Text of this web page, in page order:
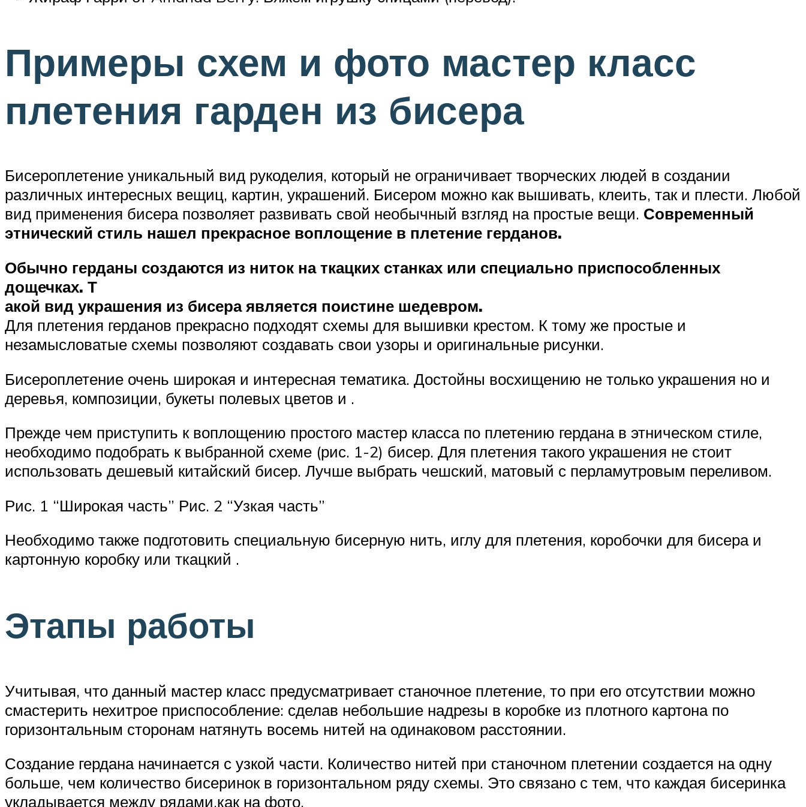
Примеры схем и фото мастер класс
плетения гарден из бисера
Бисероплетение уникальный вид рукоделия, который не ограничивает творческих людей в создании
различных интересных вещиц, картин, украшений. Бисером можно как вышивать, клеить, так и плести. Любой
вид применения бисера позволяет развивать свой необычный взгляд на простые вещи. Современный
этнический стиль нашел прекрасное воплощение в плетение герданов.
Обычно герданы создаются из ниток на ткацких станках или специально приспособленных
дощечках. Т
акой вид украшения из бисера является поистине шедевром.
Для плетения герданов прекрасно подходят схемы для вышивки крестом. К тому же простые и
незамысловатые схемы позволяют создавать свои узоры и оригинальные рисунки.
Бисероплетение очень широкая и интересная тематика. Достойны восхищению не только украшения но и
деревья, композиции, букеты полевых цветов и .
Прежде чем приступить к воплощению простого мастер класса по плетению гердана в этническом стиле,
необходимо подобрать к выбранной схеме (рис. 1-2) бисер. Для плетения такого украшения не стоит
использовать дешевый китайский бисер. Лучше выбрать чешский, матовый с перламутровым переливом.
Рис. 1 “Широкая часть” Рис. 2 “Узкая часть”
Необходимо также подготовить специальную бисерную нить, иглу для плетения, коробочки для бисера и
картонную коробку или ткацкий .
Этапы работы
Учитывая, что данный мастер класс предусматривает станочное плетение, то при его отсутствии можно
смастерить нехитрое приспособление: сделав небольшие надрезы в коробке из плотного картона по
горизонтальным сторонам натянуть восемь нитей на одинаковом расстоянии.
Создание гердана начинается с узкой части. Количество нитей при станочном плетении создается на одну
больше, чем количество бисеринок в горизонтальном ряду схемы. Это связано с тем, что каждая бисеринка
укладывается между рядами,как на фото.